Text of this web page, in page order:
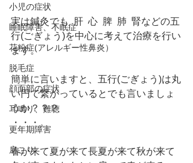
小児の症状
睡眠障害、不眠症
花粉症(アレルギー性鼻炎）
脱毛症
顔面部の症状
耳鳴り、難聴
更年期障害
肩こり
実は鍼灸でも  肝  心  脾  肺  腎などの五
行(ごぎょう)を中心に考えて治療を行い
ます。
簡単に言いますと、五行(ごぎょう)は丸
い円で繋がっているとでも言いましょ
うか？？？
・・・。
春が来て夏が来て長夏が来て秋が来て